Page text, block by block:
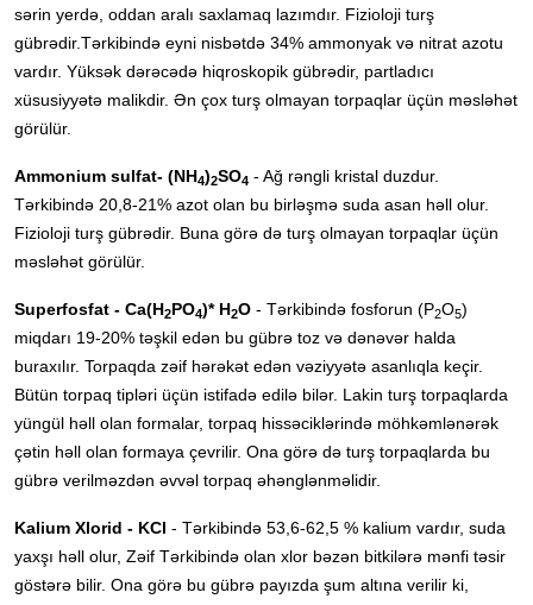
sərin yerdə, oddan aralı saxlamaq lazımdır. Fizioloji turş
gübrədir.Tərkibində eyni nisbətdə 34% ammonyak və nitrat azotu
vardır. Yüksək dərəcədə hiqroskopik gübrədir, partladıcı
xüsusiyyətə malikdir. Ən çox turş olmayan torpaqlar üçün məsləhət
görülür.
Ammonium sulfat- (NH4)2SO4 - Ağ rəngli kristal duzdur.
Tərkibində 20,8-21% azot olan bu birləşmə suda asan həll olur.
Fizioloji turş gübrədir. Buna görə də turş olmayan torpaqlar üçün
məsləhət görülür.
Superfosfat - Ca(H2PO4)* H2O - Tərkibində fosforun (P2O5)
miqdarı 19-20% təşkil edən bu gübrə toz və dənəvər halda
buraxılır. Torpaqda zəif hərəkət edən vəziyyətə asanlıqla keçir.
Bütün torpaq tipləri üçün istifadə edilə bilər. Lakin turş torpaqlarda
yüngül həll olan formalar, torpaq hissəciklərində möhkəmlənərək
çətin həll olan formaya çevrilir. Ona görə də turş torpaqlarda bu
gübrə verilməzdən əvvəl torpaq əhənglənməlidir.
Kalium Xlorid - KCl - Tərkibində 53,6-62,5 % kalium vardır, suda
yaxşı həll olur, Zəif Tərkibində olan xlor bəzən bitkilərə mənfi təsir
göstərə bilir. Ona görə bu gübrə payızda şum altına verilir ki,